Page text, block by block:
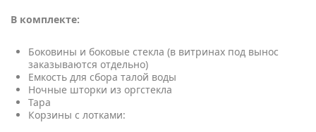
В комплекте:
Боковины и боковые стекла (в витринах под вынос
заказываются отдельно)
Емкость для сбора талой воды
Ночные шторки из оргстекла
Тара
Корзины с лотками: